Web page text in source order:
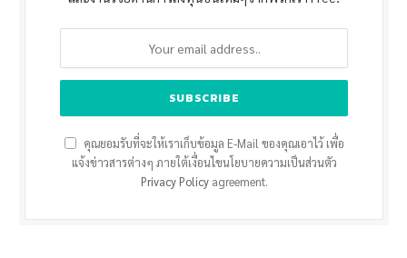
คุณยอมรับที่จะให้เราเก็บข้อมูล E-Mail ของคุณเอาไว้ เพื่อ
แจ้งข่าวสารต่างๆ ภายใต้เงื่อนไขนโยบายความเป็นส่วนตัว
Privacy Policyagreement.